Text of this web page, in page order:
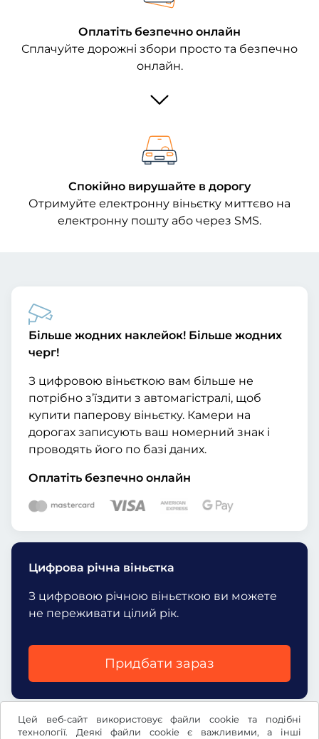
Цей веб-сайт використовує файли cookie та подібні
технології. Деякі файли cookie є важливими, а інші
Оплатіть безпечно онлайн
Сплачуйте дорожні збори просто та безпечно
онлайн.
Спокійно вирушайте в дорогу
Отримуйте електронну віньєтку миттєво на
електронну пошту або через SMS.
Більше жодних наклейок! Більше жодних
черг!
З цифровою віньєткою вам більше не
потрібно з’їздити з автомагістралі, щоб
купити паперову віньєтку. Камери на
дорогах записують ваш номерний знак і
проводять його по базі даних.
Оплатіть безпечно онлайн
Цифрова річна віньєтка
З цифровою річною віньєткою ви можете
не переживати цілий рік.
Придбати зараз